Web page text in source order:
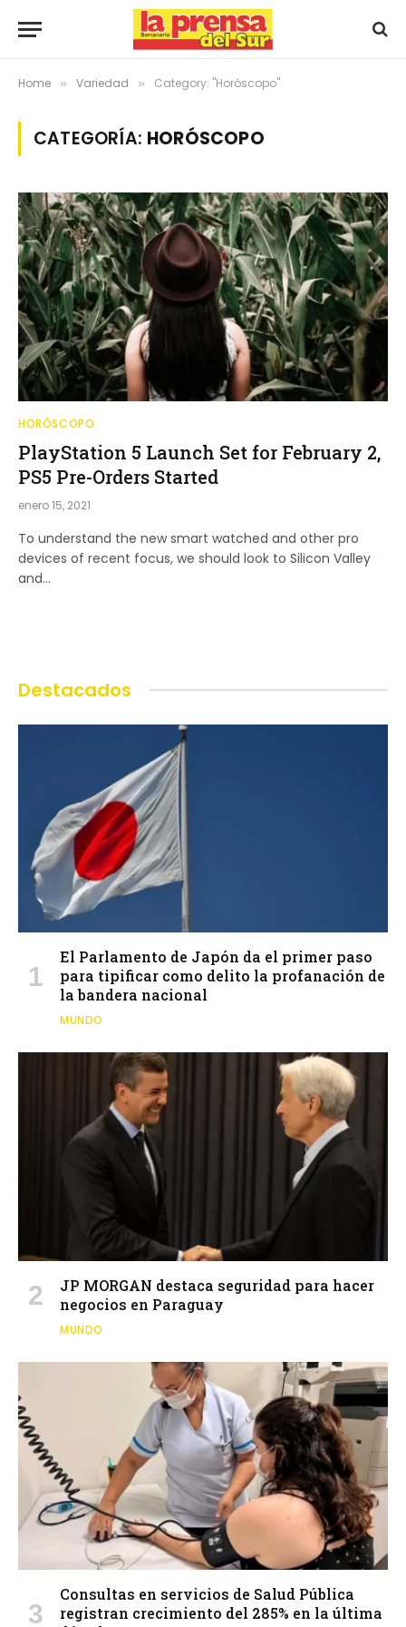
Home » Variedad » Category: "Horóscopo"
CATEGORÍA: HORÓSCOPO
HORÓSCOPO
PlayStation 5 Launch Set for February 2,
PS5 Pre-Orders Started
enero 15, 2021
To understand the new smart watched and other pro
devices of recent focus, we should look to Silicon Valley
and…
Destacados
El Parlamento de Japón da el primer paso
para tipificar como delito la profanación de
la bandera nacional
MUNDO
JP MORGAN destaca seguridad para hacer
negocios en Paraguay
MUNDO
Consultas en servicios de Salud Pública
registran crecimiento del 285% en la última